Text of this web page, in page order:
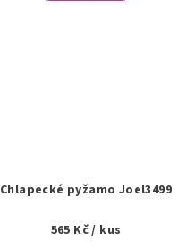
Chlapecké pyžamo Joel3499
565 Kč/ kus